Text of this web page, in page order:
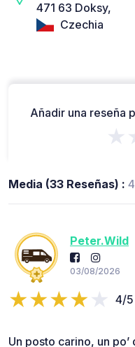
471 63 Doksy,
Czechia
Añadir una reseña
Media (33 Reseñas) :
Peter.Wild
03/08/2026
4/5
Un posto carino, un